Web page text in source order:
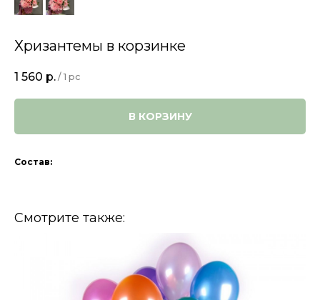
Хризантемы в корзинке
1 560 р. / 1 pc
В КОРЗИНУ
Состав:
Смотрите также: